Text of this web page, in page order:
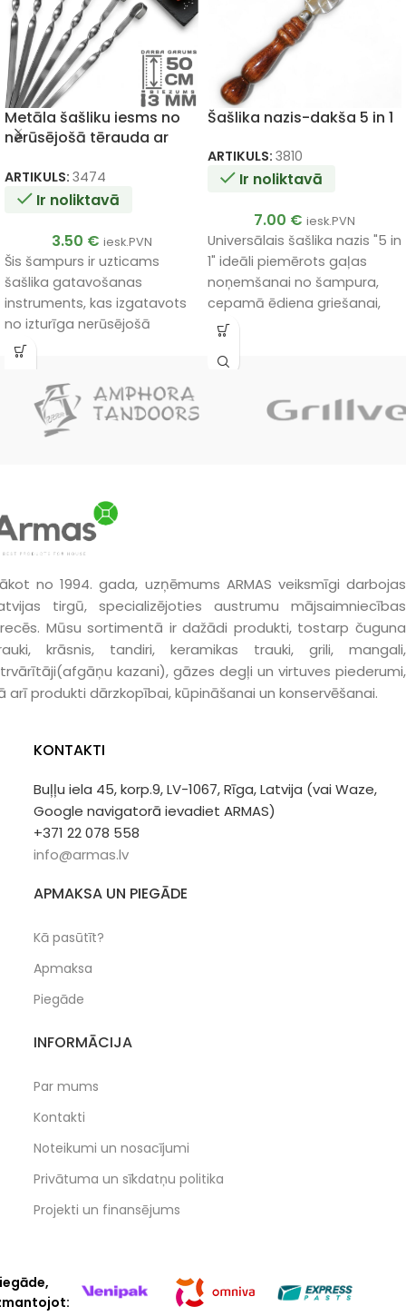
Metāla šašliku iesms no
nerūsējošā tērauda ar
ARTIKULS: 3474
Ir noliktavā
3.50 € iesk.PVN
Šis šampurs ir uzticams
šašlika gatavošanas
instruments, kas izgatavots
no izturīga nerūsējošā
tērauda.
Šašlika nazis-dakša 5 in 1
ARTIKULS: 3810
Ir noliktavā
7.00 € iesk.PVN
Universālais šašlika nazis "5 in
1" ideāli piemērots gaļas
noņemšanai no šampura,
cepamā ēdiena griešanai,
iesmu tīrīšanai, kā arī
pudeļu attaisāmo.
no 1994. gada, uzņēmums ARMAS veiksmīgi darbojas
tirgū, specializējoties austrumu mājsaimniecības
Mūsu sortimentā ir dažādi produkti, tostarp čuguna
krāsnis, tandiri, keramikas trauki, grili, mangali,
kazani), gāzes degļi un virtuves piederumi,
arī produkti dārzkopībai, kūpināšanai un konservēšanai.
KONTAKTI
Buļļu iela 45, korp.9, LV-1067, Rīga, Latvija (vai Waze,
Google navigatorā ievadiet ARMAS)
+371 22 078 558
info@armas.lv
APMAKSA UN PIEGĀDE
Kā pasūtīt?
Apmaksa
Piegāde
INFORMĀCIJA
Par mums
Kontakti
Noteikumi un nosacījumi
Privātuma un sīkdatņu politika
Projekti un finansējums